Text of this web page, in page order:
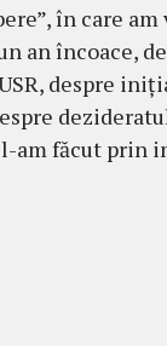
în care
an încoace,
despre
am făcut prin